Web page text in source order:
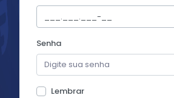
Senha
Lembrar